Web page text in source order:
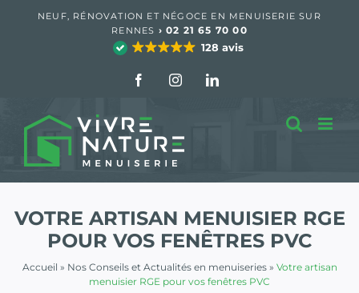
NEUF, RÉNOVATION ET NÉGOCE EN MENUISERIE SUR
RENNES › 02 21 65 70 00
128 avis
FacebookInstagramLinkedIn
VOTRE ARTISAN MENUISIER RGE
POUR VOS FENÊTRES PVC
Accueil » Nos Conseils et Actualités en menuiseries» Votre artisan
menuisier RGE pour vos fenêtres PVC